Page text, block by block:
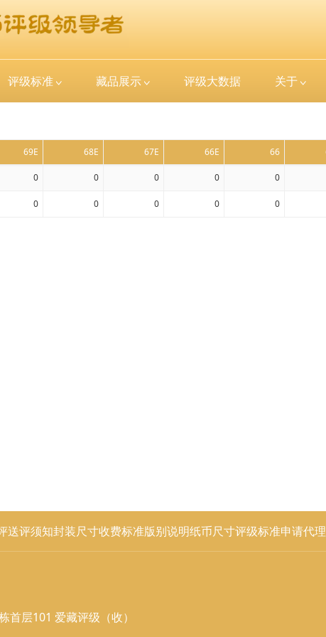
评级标准 藏品展示 评级大数据 关于
69E 68E 67E 66E 66
0 0 0 0 0
0 0 0 0 0
送评须知封装尺寸收费标准版别说明纸币尺寸评级标准申请代理
层101 爱藏评级（收）